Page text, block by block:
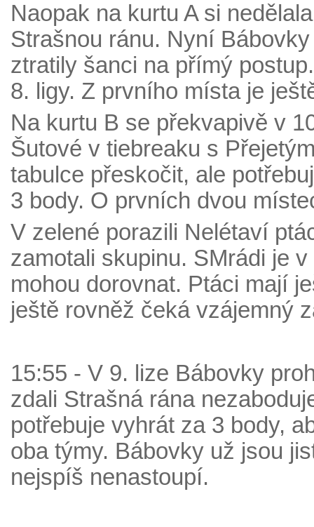
Naopak na kurtu A si
Strašnou ránu. Nyní
ztratily šanci na přímý
8. ligy. Z prvního místa je
Na kurtu B se překvapivě v
Šutové v tiebreaku s
tabulce přeskočit, ale
3 body. O prvních dvou
V zelené porazili Nelétaví
zamotali skupinu. SMrádi je
mohou dorovnat. Ptáci mají
ještě rovněž čeká vzájemný
15:55 - V 9. lize Bábovky
zdali Strašná rána
potřebuje vyhrát za 3 body,
oba týmy. Bábovky už jsou
nejspíš nenastoupí.